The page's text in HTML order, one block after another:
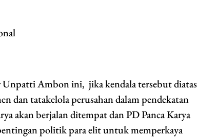
Ambon ini, jika kendala tersebut diatas
dan tatakelola perusahan dalam pendekatan
akan berjalan ditempat dan PD Panca Karya
politik para elit untuk memperkaya